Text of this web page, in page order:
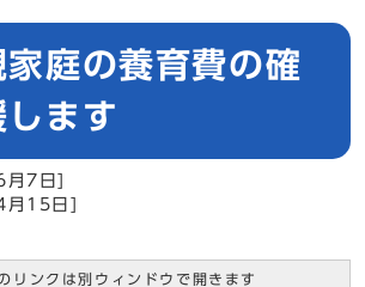
家庭の養育費の確
ます
月7日]
月15日]
リンクは別ウィンドウで開きます